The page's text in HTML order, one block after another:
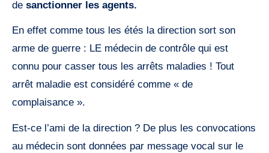
de sanctionner les agents.
En effet comme tous les étés la direction sort son
arme de guerre : LE médecin de contrôle qui est
connu pour casser tous les arrêts maladies ! Tout
arrêt maladie est considéré comme « de
complaisance ».
Est-ce l’ami de la direction ? De plus les convocations
au médecin sont données par message vocal sur le